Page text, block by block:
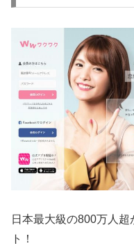
日本最大級の800万人
ト！